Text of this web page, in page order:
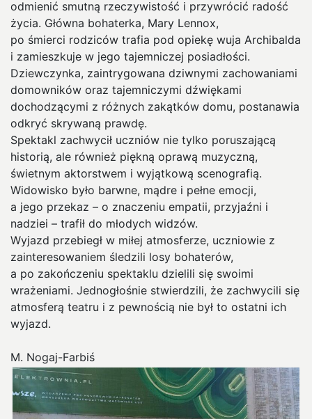
odmienić smutną rzeczywistość i przywrócić radość
życia. Główna bohaterka, Mary Lennox,
po śmierci rodziców trafia pod opiekę wuja Archibalda
i zamieszkuje w jego tajemniczej posiadłości.
Dziewczynka, zaintrygowana dziwnymi zachowaniami
domowników oraz tajemniczymi dźwiękami
dochodzącymi z różnych zakątków domu, postanawia
odkryć skrywaną prawdę.
Spektakl zachwycił uczniów nie tylko poruszającą
historią, ale również piękną oprawą muzyczną,
świetnym aktorstwem i wyjątkową scenografią.
Widowisko było barwne, mądre i pełne emocji,
a jego przekaz – o znaczeniu empatii, przyjaźni i
nadziei – trafił do młodych widzów.
Wyjazd przebiegł w miłej atmosferze, uczniowie z
zainteresowaniem śledzili losy bohaterów,
a po zakończeniu spektaklu dzielili się swoimi
wrażeniami. Jednogłośnie stwierdzili, że zachwycili się
atmosferą teatru i z pewnością nie był to ostatni ich
wyjazd.
M. Nogaj-Farbiś